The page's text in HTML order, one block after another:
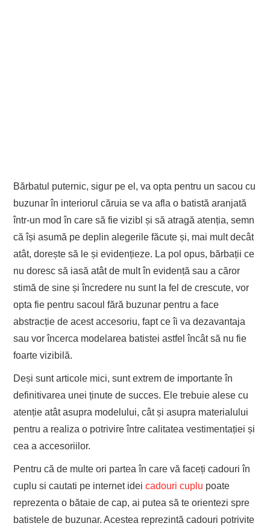
Bărbatul puternic, sigur pe el, va opta pentru un sacou cu
buzunar în interiorul căruia se va afla o batistă aranjată
într-un mod în care să fie vizibl și să atragă atenția, semn
că își asumă pe deplin alegerile făcute și, mai mult decât
atât, dorește să le și evidențieze. La pol opus, bărbații ce
nu doresc să iasă atât de mult în evidență sau a căror
stimă de sine și încredere nu sunt la fel de crescute, vor
opta fie pentru sacoul fără buzunar pentru a face
abstracție de acest accesoriu, fapt ce îi va dezavantaja
sau vor încerca modelarea batistei astfel încât să nu fie
foarte vizibilă.
Deși sunt articole mici, sunt extrem de importante în
definitivarea unei ținute de succes. Ele trebuie alese cu
atenție atât asupra modelului, cât și asupra materialului
pentru a realiza o potrivire între calitatea vestimentației și
cea a accesoriilor.
Pentru că de multe ori partea în care vă faceți cadouri în
cuplu si cautati pe internet ideicadouri cuplu poate
reprezenta o bătaie de cap, ai putea să te orientezi spre
batistele de buzunar. Acestea reprezintă cadouri potrivite